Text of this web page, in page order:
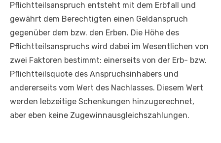
Pflichtteilsanspruch entsteht mit dem Erbfall und
gewährt dem Berechtigten einen Geldanspruch
gegenüber dem bzw. den Erben. Die Höhe des
Pflichtteilsanspruchs wird dabei im Wesentlichen von
zwei Faktoren bestimmt: einerseits von der Erb- bzw.
Pflichtteilsquote des Anspruchsinhabers und
andererseits vom Wert des Nachlasses. Diesem Wert
werden lebzeitige Schenkungen hinzugerechnet,
aber eben keine Zugewinnausgleichszahlungen.